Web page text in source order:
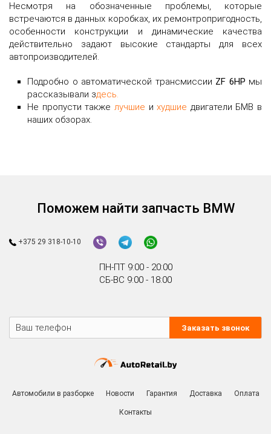
Несмотря на обозначенные проблемы, которые
встречаются в данных коробках, их ремонтропригодность,
особенности конструкции и динамические качества
действительно задают высокие стандарты для всех
автопроизводителей.
Подробно о автоматической трансмиссии ZF 6HP мы
рассказывали здесь.
Не пропусти также лучшие ихудшие двигатели БМВ в
наших обзорах.
Поможем найти запчасть BMW
+375 29 318-10-10
ПН-ПТ 9:00 - 20:00
СБ-ВС 9:00 - 18:00
Заказать звонок
Автомобили в разборке Новости Гарантия Доставка Оплата
Контакты